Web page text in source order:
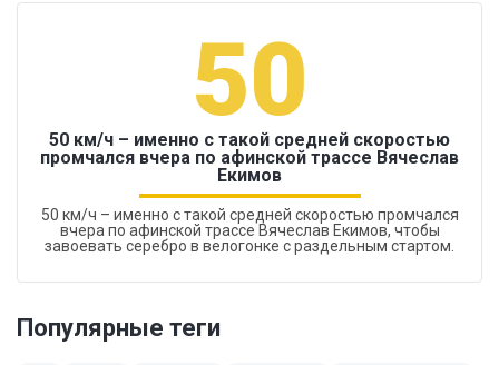
50
50 км/ч – именно с такой средней скоростью
промчался вчера по афинской трассе Вячеслав
Екимов
50 км/ч – именно с такой средней скоростью промчался
вчера по афинской трассе Вячеслав Екимов, чтобы
завоевать серебро в велогонке с раздельным стартом.
Популярные теги